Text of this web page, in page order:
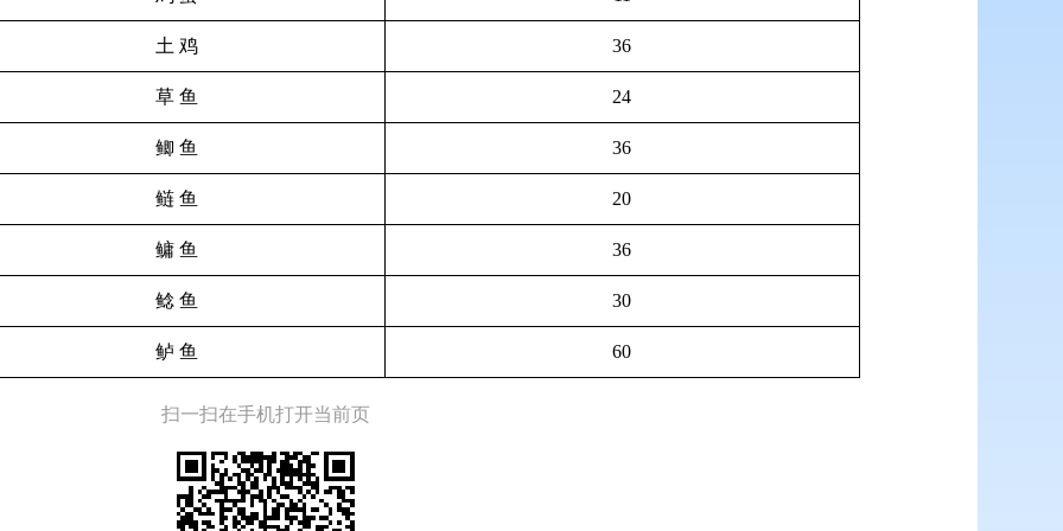
土 鸡 36
草 鱼 24
鲫 鱼 36
鲢 鱼 20
鳙 鱼 36
鲶 鱼 30
鲈 鱼 60
扫一扫在手机打开当前页